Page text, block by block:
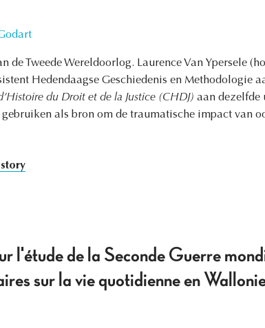
de Tweede Wereldoorlog. Laurence Van Ypersele
Hedendaagse Geschiedenis en Methodologie
du Droit et de la Justice (CHDJ) aan dezelfde
als bron om de traumatische impact van
l'étude de la Seconde Guerre
sur la vie quotidienne en